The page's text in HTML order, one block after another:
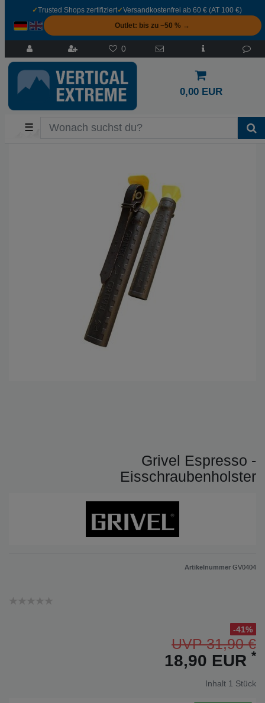
✓Trusted Shops zertifiziert✓Versandkostenfrei ab 60 € (AT 100 €)
Outlet: bis zu −50 % →
0
0,00 EUR
☰
Grivel Espresso -
Eisschraubenholster
Artikelnummer GV0404
-41%
UVP 31,90 €
18,90 EUR *
Inhalt 1 Stück